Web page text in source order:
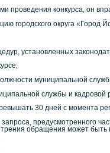
проведения конкурса, он
городского округа
установленных
муниципальной
службы и кадровой
30 дней с момента
предусмотренного
обращения может